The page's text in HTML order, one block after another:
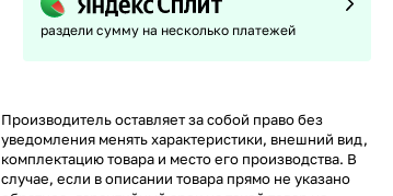
раздели сумму на несколько платежей
Производитель оставляет за собой право без
уведомления менять характеристики, внешний вид,
комплектацию товара и место его производства. В
случае, если в описании товара прямо не указано